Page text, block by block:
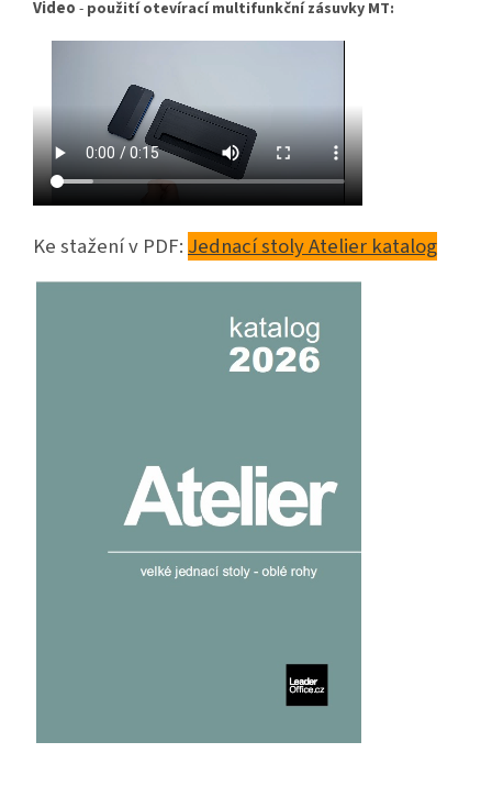
Video - použití otevírací multifunkční zásuvky MT:
Ke stažení v PDF: Jednací stoly Atelier katalog